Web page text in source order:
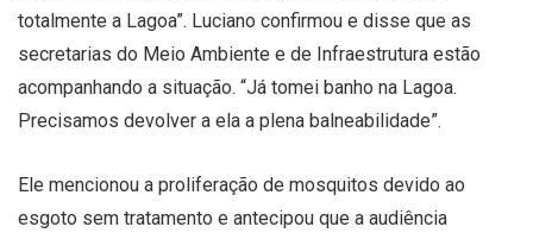
totalmente a Lagoa”. Luciano confirmou e disse que as
secretarias do Meio Ambiente e de Infraestrutura estão
acompanhando a situação. “Já tomei banho na Lagoa.
Precisamos devolver a ela a plena balneabilidade”.
Ele mencionou a proliferação de mosquitos devido ao
esgoto sem tratamento e antecipou que a audiência